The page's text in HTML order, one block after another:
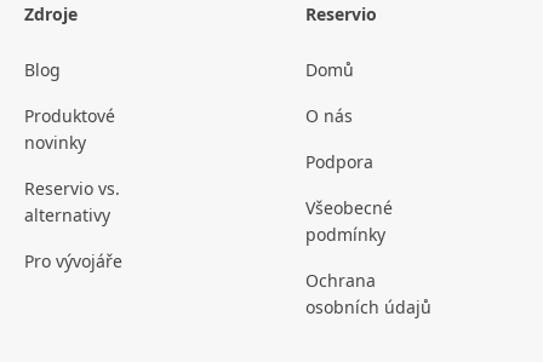
Zdroje
Blog
Produktové
novinky
Reservio vs.
alternativy
Pro vývojáře
Reservio
Domů
O nás
Podpora
Všeobecné
podmínky
Ochrana
osobních údajů